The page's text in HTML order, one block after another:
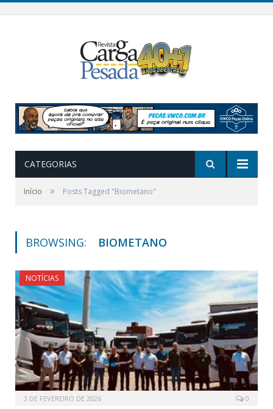
CATEGORIAS
Início » Posts Tagged "Biometano"
BROWSING: BIOMETANO
NOTÍCIAS
3 DE FEVEREIRO DE 2026 0